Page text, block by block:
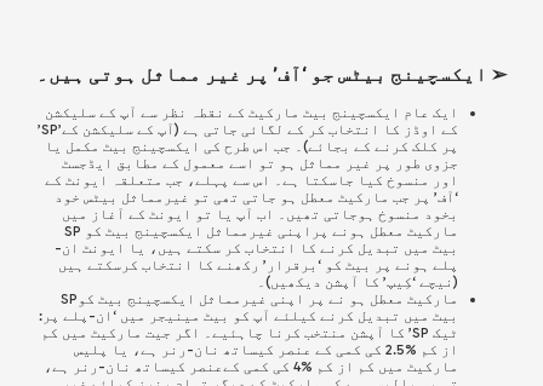
➢ ایکسچینج بیٹس جو ‘آف’ پر غیر مماثل ہوتی ہیں۔
ایک عام ایکسچینج بیٹ مارکیٹ کے نقطہ نظر سے آپ کے سلیکشن
کے اوڈز کا انتخاب کر کے لگائی جاتی ہے (آپ کے سلیکشن کے’SP’
پر کلک کرنے کے بجائے)۔ جب اس طرح کی ایکسچینج بیٹ مکمل یا
جزوی طور پر غیر مماثل ہو تو اسے معمول کے مطابق ایڈجسٹ
اور منسوخ کیا جاسکتا ہے۔ اس سے پہلے، جب متعلقہ ایونٹ کے
‘آف’ پر جب مارکیٹ معطل ہو جاتی تھی تو غیرمماثل بیٹس خود
بخود منسوخ ہوجاتی تھیں۔ اب آپ یا تو ایونٹ کے آغاز میں
مارکیٹ معطل ہونے پراپنی غیرمماثل ایکسچینج بیٹ کو SP
بیٹ میں تبدیل کرنے کا انتخاب کر سکتے ہیں، یا ایونٹ ان-
پلے ہونے پر بیٹ کو ‘برقرار’ رکھنے کا انتخاب کرسکتے ہیں
(نیچے ‘کِیپ’ کا آپشن دیکھیں)۔
مارکیٹ معطل ہو نے پر اپنی غیرمماثل ایکسچینج بیٹ کوSP
بیٹ میں تبدیل کرنے کیلئے آپ کو بیٹ مینیجر میں ‘ان-پلے پر:
ٹیک SP’ کا آپشن منتخب کرنا چاہئیے۔ اگر جیت مارکیٹ میں کم
از کم %2.5 کی کمی کے عنصر کیساتھ نان-رنر ہے، یا پلیس
مارکیٹ میں کم از کم %4 کی کمی کےعنصر کیساتھ نان-رنر ہے،